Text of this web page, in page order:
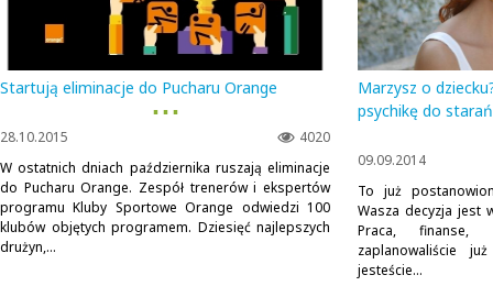
Startują eliminacje do Pucharu Orange
▪ ▪ ▪
4020
28.10.2015
W ostatnich dniach października ruszają eliminacje
do Pucharu Orange. Zespół trenerów i ekspertów
programu Kluby Sportowe Orange odwiedzi 100
klubów objętych programem. Dziesięć najlepszych
drużyn,...
Marzysz o
psychikę do starań
09.09.2014
To już
Wasza decyzja jest
Praca,
zaplanowaliście
jesteście...